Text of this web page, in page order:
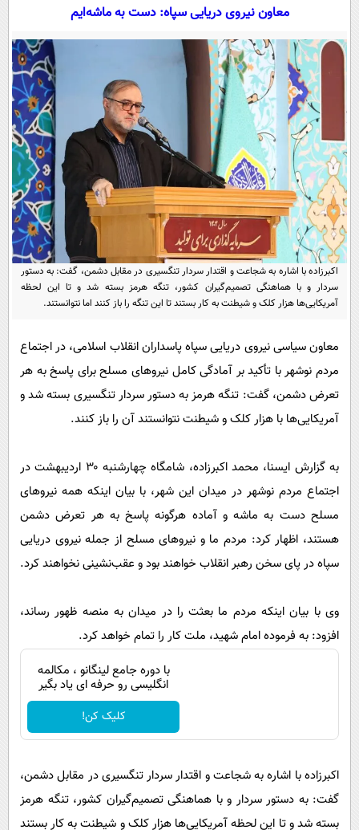
سیاسی
اقتصادی
خودرو
جامعه
اجتماعی
سلامت
یک برش دانایی
محیط زیست
سفر و تفریح
ورزشی
بین الملل
سیاست خارجی
فرهنگ و هنر
علم و دانش
فناوری و It
اخبار کریپتو
قرآن
گوناگون
سرگرمی
باشگاه مغز
مجله تصویری سلاح
فیلم
اقتصاد
ورزش
سرگرمی
فناوری
گوناگون
محیط زیست
سلامت
فرهنگی
اجتماعی
حیات وحش
سیاست خارجی
عصر ایران 2
خواندنی ها و دیدنی ها
پیامک
روانشناسی
آشپزی
آموزش زبان
معاون نیروی دریایی سپاه: دست به ماشه‌ایم
اکبرزاده با اشاره به شجاعت و اقتدار سردار تنگسیری در مقابل دشمن، گفت: به دستور
سردار و با هماهنگی تصمیم‌گیران کشور، تنگه هرمز بسته شد و تا این لحظه
آمریکایی‌ها هزار کلک و شیطنت به کار بستند تا این تنگه را باز کنند اما نتوانستند.
معاون سیاسی نیروی دریایی سپاه پاسداران انقلاب اسلامی، در اجتماع
مردم نوشهر با تأکید بر آمادگی کامل نیروهای مسلح برای پاسخ به هر
تعرض دشمن، گفت: تنگه هرمز به دستور سردار تنگسیری بسته شد و
آمریکایی‌ها با هزار کلک و شیطنت نتوانستند آن را باز کنند.
به گزارش ایسنا، محمد اکبرزاده، شامگاه چهارشنبه ۳۰ اردیبهشت در
اجتماع مردم نوشهر در میدان این شهر، با بیان اینکه همه نیروهای
مسلح دست به ماشه و آماده هرگونه پاسخ به هر تعرض دشمن
هستند، اظهار کرد: مردم ما و نیروهای مسلح از جمله نیروی دریایی
سپاه در پای سخن رهبر انقلاب خواهند بود و عقب‌نشینی نخواهند کرد.
وی با بیان اینکه مردم ما بعثت را در میدان به منصه ظهور رساند،
افزود: به فرموده امام شهید، ملت کار را تمام خواهد کرد.
با دوره جامع لینگانو ، مکالمه
انگلیسی رو حرفه ای یاد بگیر
کلیک کن!
اکبرزاده با اشاره به شجاعت و اقتدار سردار تنگسیری در مقابل دشمن،
گفت: به دستور سردار و با هماهنگی تصمیم‌گیران کشور، تنگه هرمز
بسته شد و تا این لحظه آمریکایی‌ها هزار کلک و شیطنت به کار بستند